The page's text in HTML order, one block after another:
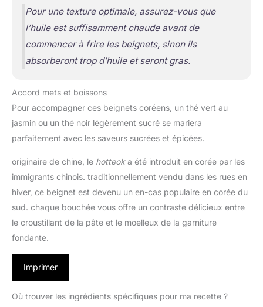
Pour une texture optimale, assurez-vous que
l’huile est suffisamment chaude avant de
commencer à frire les beignets, sinon ils
absorberont trop d’huile et seront gras.
Accord mets et boissons
Pour accompagner ces beignets coréens, un thé vert au
jasmin ou un thé noir légèrement sucré se mariera
parfaitement avec les saveurs sucrées et épicées.
originaire de chine, le hotteoka été introduit en corée par les
immigrants chinois. traditionnellement vendu dans les rues en
hiver, ce beignet est devenu un en-cas populaire en corée du
sud. chaque bouchée vous offre un contraste délicieux entre
le croustillant de la pâte et le moelleux de la garniture
fondante.
Imprimer
Où trouver les ingrédients spécifiques pour ma recette ?